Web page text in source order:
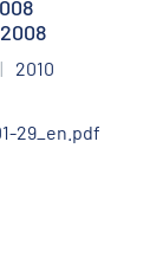
2010
29_en.pdf